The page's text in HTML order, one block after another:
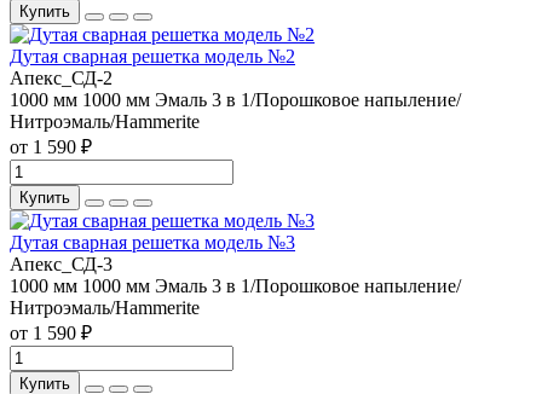
Купить
Дутая сварная решетка модель №2
Апекс_СД-2
1000 мм 1000 мм Эмаль 3 в 1/Порошковое напыление/
Нитроэмаль/Hammerite
от 1 590 ₽
Купить
Дутая сварная решетка модель №3
Апекс_СД-3
1000 мм 1000 мм Эмаль 3 в 1/Порошковое напыление/
Нитроэмаль/Hammerite
от 1 590 ₽
Купить